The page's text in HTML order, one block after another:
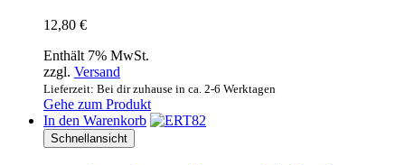
12,80 €
Enthält 7% MwSt.
zzgl. Versand
Lieferzeit: Bei dir zuhause in ca. 2-6 Werktagen
Gehe zum Produkt
In den Warenkorb
Schnellansicht